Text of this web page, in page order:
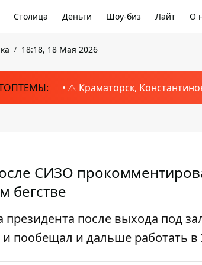
Столица Деньги Шоу-биз Лайт О
18:18, 18 Мая 2026
⚠️ Краматорск,
СИЗО
бегстве
после выхода под
пообещал и дальше работать